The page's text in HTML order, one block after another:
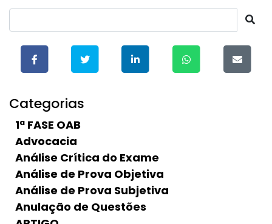
Categorias
1ª FASE OAB
Advocacia
Análise Crítica do Exame
Análise de Prova Objetiva
Análise de Prova Subjetiva
Anulação de Questões